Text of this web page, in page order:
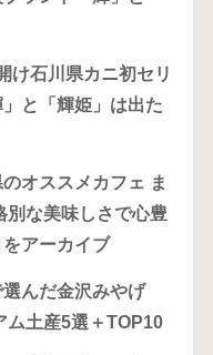
け石川県カニ初セリ
と「輝姫」は出た
オススメカフェ ま
別な美味しさで心豊
アーカイブ
選んだ金沢みやげ
ム土産5選＋TOP10